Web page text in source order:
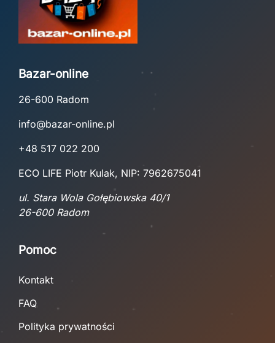
Bazar-online
26-600 Radom
info@bazar-online.pl
+48 517 022 200
ECO LIFE Piotr Kulak, NIP: 7962675041
ul. Stara Wola Gołębiowska 40/1
26-600 Radom
Pomoc
Kontakt
FAQ
Polityka prywatności